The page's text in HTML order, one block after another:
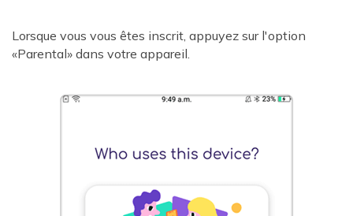
Lorsque vous vous êtes inscrit, appuyez sur l'option
«Parental» dans votre appareil.